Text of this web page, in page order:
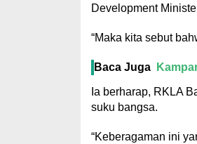
Development
“Maka kita sebut
Baca Juga
Ia berharap, RKLA
suku bangsa.
“Keberagaman ini